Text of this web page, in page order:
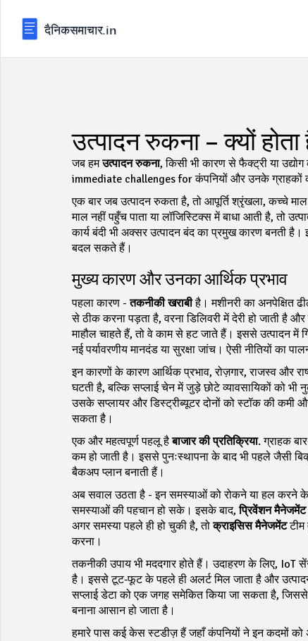
उत्पादन रुकना – क्यों
जब हमउत्पादन रुकना,किसी भी कारण से फैक्ट्री या
immediate challenges for कंपनियों और उनके ग्राहकों
एक बार जब उत्पादन रुकता है, तो आपूर्ति श्रृंखला,कच्चे
माल नहीं पहुँच पाता या लॉजिस्टिक्स में बाधा आती है, तो
कार्य बंदी भी अक्सर उत्पादन बंद का प्रमुख कारण बनती
बदल सकते हैं।
मुख्य कारण और उनका आर्थिक प्रभाव
पहला कारण -तकनीकी खराबीहै। मशीनरी का अनपेक्षित
से ठीक करना पड़ता है, वरना डिलिवरी में देरी हो जाती है
माहौल चाहते हैं, तो वे काम से हट जाते हैं। इससे उत्पादन
नई पर्यावरणीय मानदंड या सुरक्षा जांच। ऐसी नीतियों
इन कारणों के कारण आर्थिक प्रभाव,रोज़गार, राजस्व और
घटती है, बल्कि सप्लाई चेन में जुड़े छोटे व्यावसायिकों को भी
उसके सप्लायर और डिस्ट्रीब्यूटर दोनों को स्टॉक की कमी
सकता है।
एक और महत्वपूर्ण पहलू हैबाजार की प्रतिक्रिया. ग्राहक
कम हो जाती है। इससे पुनःस्थापना के बाद भी पहले जैसी
बैकअप प्लान बनाती हैं।
अब सवाल उठता है - इन समस्याओं को रोकने या हल करने के
समस्याओं की पहचान हो सके। इसके बाद,प्रिवेंशन मैनेजमेंट
अगर समस्या पहले ही हो चुकी है, तोक्राइसिस मैनेजमेंटटीम
करना।
तकनीकी उपाय भी मददगार होते हैं। उदाहरण के लिए, IoT
है। इससे टूट‑फूट के पहले ही अलर्ट मिल जाता है और
सप्लाई डेटा को एक जगह समेकित किया जा सकता है, जिससे
बनाना आसान हो जाता है।
हमारे पास कई केस स्टडीज़ हैं जहाँ कंपनियों ने इन कदमों